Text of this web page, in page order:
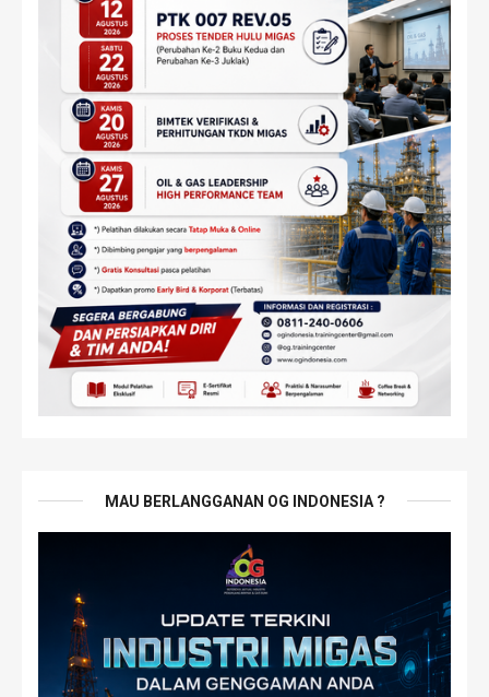
MAU BERLANGGANAN OG INDONESIA ?